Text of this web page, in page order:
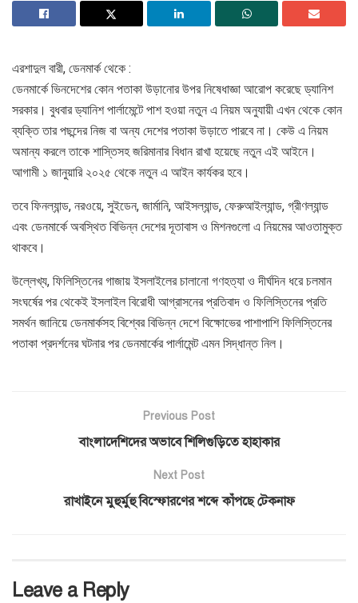
এরশাদুল বারী, ডেনমার্ক থেকে :
ডেনমার্কে ভিনদেশের কোন পতাকা উড়ানোর উপর নিষেধাজ্ঞা আরোপ করেছে ড্যানিশ
সরকার। বুধবার ড্যানিশ পার্লামেন্টে পাশ হওয়া নতুন এ নিয়ম অনুযায়ী এখন থেকে কোন
ব্যক্তি তার পছন্দের নিজ বা অন্য দেশের পতাকা উড়াতে পারবে না। কেউ এ নিয়ম
অমান্য করলে তাকে শাস্তিসহ জরিমানার বিধান রাখা হয়েছে নতুন এই আইনে।
আগামী ১ জানুয়ারি ২০২৫ থেকে নতুন এ আইন কার্যকর হবে।
তবে ফিনল্যান্ড, নরওয়ে, সুইডেন, জার্মানি, আইসল্যান্ড, ফেরুআইল্যান্ড, গ্রীণল্যান্ড
এবং ডেনমার্কে অবস্থিত বিভিন্ন দেশের দূতাবাস ও মিশনগুলো এ নিয়মের আওতামুক্ত
থাকবে।
উল্লেখ্য, ফিলিস্তিনের গাজায় ইসলাইলের চালানো গণহত্যা ও দীর্ঘদিন ধরে চলমান
সংঘর্ষের পর থেকেই ইসলাইল বিরোধী আগ্রাসনের প্রতিবাদ ও ফিলিস্তিনের প্রতি
সমর্থন জানিয়ে ডেনমার্কসহ বিশ্বের বিভিন্ন দেশে বিক্ষোভের পাশাপাশি ফিলিস্তিনের
পতাকা প্রদর্শনের ঘটনার পর ডেনমার্কের পার্লামেন্ট এমন সিদ্ধান্ত নিল।
Previous Post
বাংলাদেশিদের অভাবে শিলিগুড়িতে হাহাকার
Next Post
রাখাইনে মুহুর্মুহু বিস্ফোরণের শব্দে কাঁপছে টেকনাফ
Leave a Reply